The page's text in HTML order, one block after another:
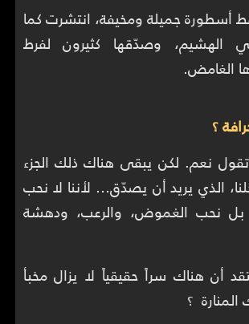
أسطورة جميلة ومخيفة، انتشرت كما
الهشيم، وصدّقها كثيرون لفرط
الغامض.
؟
نعم. لكن يبقى هناك ذلك الجزء
الذي يريد أن يصدّق… لأننا لا نحب
بل نحب الغموض، والرعب، ودهشة
أن هناك سراً حقيقياً لا يزال مخبأ
؟